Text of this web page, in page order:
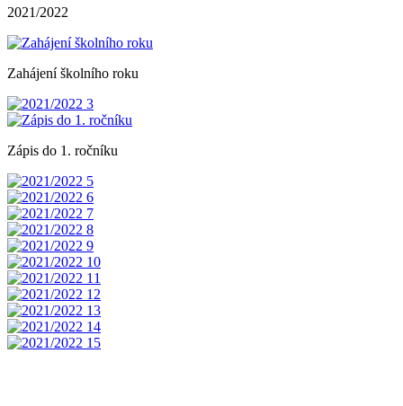
2021/2022
Zahájení školního roku
Zápis do 1. ročníku